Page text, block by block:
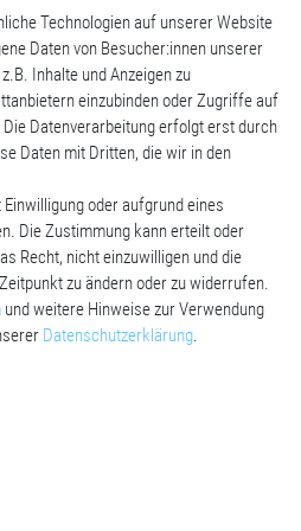
In den Warenkorb
MwSt.zzgl.Versandkosten
Technologien auf unserer Website
Daten von Besucher:innen unserer
Inhalte und Anzeigen zu
einzubinden oder Zugriffe auf
Datenverarbeitung erfolgt erst durch
Daten mit Dritten, die wir in den
oder aufgrund eines
Die Zustimmung kann erteilt oder
Recht, nicht einzuwilligen und die
zu ändern oder zu widerrufen.
und weitere Hinweise zur Verwendung
Daten­schutz­erklärung.